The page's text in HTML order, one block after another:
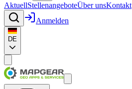
AktuellStellenangeboteÜber unsKontakt
Anmelden
DE